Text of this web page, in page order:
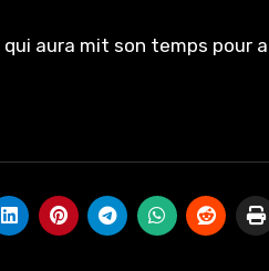
aura mit son temps pour